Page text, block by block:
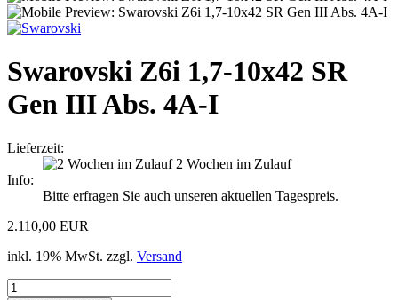
Swarovski Z6i 1,7-10x42 SR
Gen III Abs. 4A-I
Lieferzeit:
2 Wochen im Zulauf
Info:
Bitte erfragen Sie auch unseren aktuellen Tagespreis.
2.110,00 EUR
inkl. 19% MwSt. zzgl. Versand